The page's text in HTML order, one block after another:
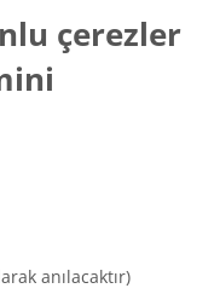
çerezler
anılacaktır)